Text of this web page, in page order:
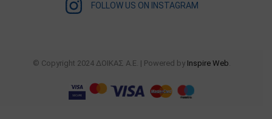
FOLLOW US ON INSTAGRAM
© Copyright 2024 ΔΟΙΚΑΣ Α.Ε. | Powered by Inspire Web.